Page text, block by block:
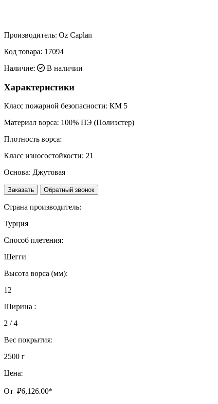
Производитель: Oz Caplan
Код товара: 17094
Наличие:
В наличии
Характеристики
Класс пожарной безопасности: КМ 5
Материал ворса: 100% ПЭ (Полиэстер)
Плотность ворса:
Класс износостойкости: 21
Основа: Джутовая
Заказать Обратный звонок
Страна производитель:
Турция
Способ плетения:
Шегги
Высота ворса (мм):
12
Ширина :
2 / 4
Вес покрытия:
2500 г
Цена:
От ₽6,126.00*